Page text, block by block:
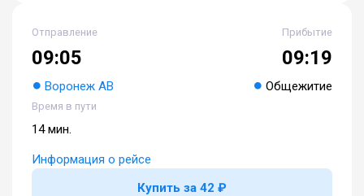
Отправление
09:05
Воронеж АВ
Прибытие
09:19
Общежитие
Время в пути
14 мин.
Информация о рейсе
Купить за 42 ₽